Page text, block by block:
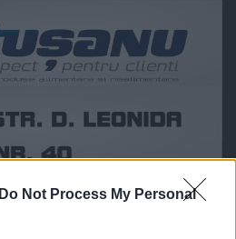
Do Not Process My Personal